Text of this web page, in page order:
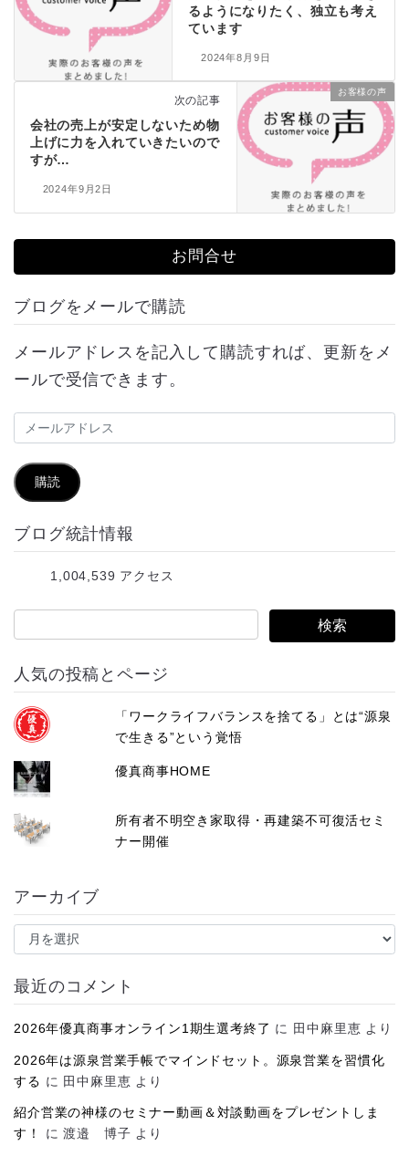
るようになりたく、独立も考え
ています
2024年8月9日
お客様の声
次の記事
会社の売上が安定しないため物
上げに力を入れていきたいので
すが…
2024年9月2日
お問合せ
ブログをメールで購読
メールアドレスを記入して購読すれば、更新をメ
ールで受信できます。
メ
ル
ア
ド
購読
ブログ統計情報
1,004,539 アクセス
人気の投稿とページ
「ワークライフバランスを捨てる」とは“源泉
で生きる”という覚悟
優真商事HOME
所有者不明空き家取得・再建築不可復活セミ
ナー開催
アーカイブ
ア
イ
最近のコメント
2026年優真商事オンライン1期生選考終了 に 田中麻里恵 より
2026年は源泉営業手帳でマインドセット。源泉営業を習慣化
する に 田中麻里恵 より
紹介営業の神様のセミナー動画＆対談動画をプレゼントしま
す！
に渡邉 博子 より